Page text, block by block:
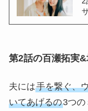
第2話の百瀬拓実
夫には手を繋ぐ、
いてあげるの3つの